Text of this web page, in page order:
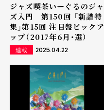
ジャズ喫茶いーぐるのジャ
ズ入門 第150回 「新譜特
集」第15回 注目盤ピックア
ップ（2017年6月・選）
連載 2025.04.22